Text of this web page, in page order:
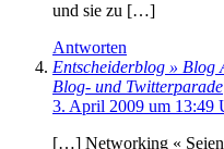
und sie zu […]
Antworten
Entscheiderblog » Blog
Blog- und Twitterparade
3. April 2009 um 13:49
[…] Networking «